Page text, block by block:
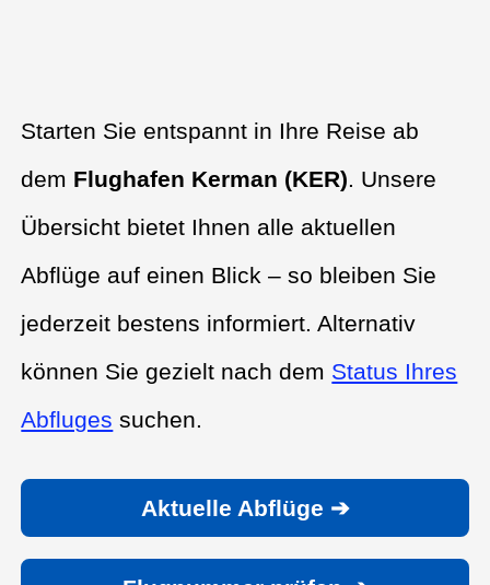
Starten Sie entspannt in Ihre Reise ab
dem Flughafen Kerman (KER). Unsere
Übersicht bietet Ihnen alle aktuellen
Abflüge auf einen Blick – so bleiben Sie
jederzeit bestens informiert. Alternativ
können Sie gezielt nach dem Status Ihres
Abfluges suchen.
Aktuelle Abflüge ➔